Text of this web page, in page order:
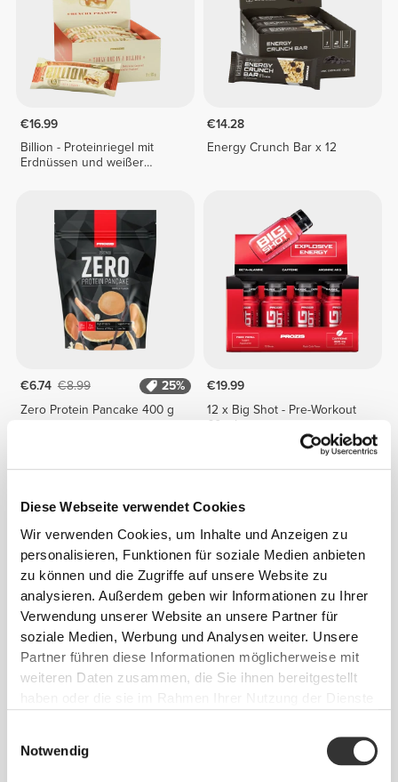
Diese Webseite verwendet Cookies
Wir verwenden Cookies, um Inhalte und Anzeigen zu
personalisieren, Funktionen für soziale Medien anbieten
zu können und die Zugriffe auf unsere Website zu
analysieren. Außerdem geben wir Informationen zu Ihrer
Verwendung unserer Website an unsere Partner für
soziale Medien, Werbung und Analysen weiter. Unsere
Partner führen diese Informationen möglicherweise mit
weiteren Daten zusammen, die Sie ihnen bereitgestellt
Notwendig
€16.99
Billion - Proteinriegel mit
Erdnüssen und weißer
€14.28
Energy Crunch Bar x 12
€6.74 €8.99
25%
Zero Protein Pancake 400 g
€19.99
12 x Big Shot - Pre-Workout
60 mL
40%
Mandelcreme 250 g
1 KAUFEN, 1 GRATIS DAZU
€21.99
Whey Protein & Oats x 12